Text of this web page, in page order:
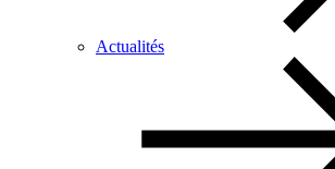
Actualités